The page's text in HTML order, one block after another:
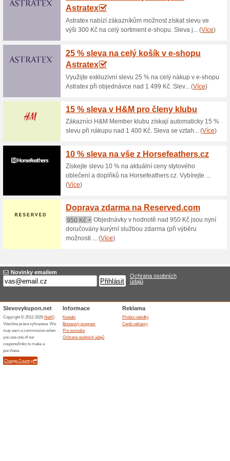
Aktuální slevy a
Doprava zdarma
100% fungovalo Akce
Neradi platíte za dopravu? V
nemusíte. Pokud
muset platit. Bližší informace
100% fungovalo
Darujte svým známým či
Beneponozky.cz. Vyřešte
domova. Obdarovaný si sám